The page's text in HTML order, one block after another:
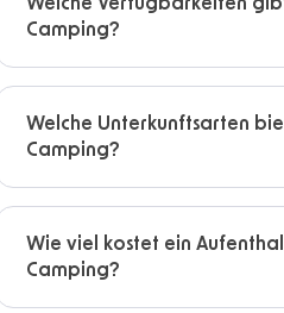
Camping?
Welche Unterkunftsarten
Camping?
Wie viel kostet ein
Camping?